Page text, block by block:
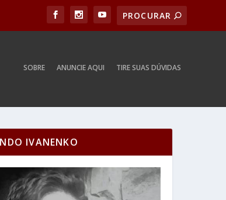
SOBRE ANUNCIE AQUI TIRE SUAS DÚVIDAS
IVANENKO